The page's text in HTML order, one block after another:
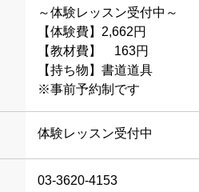
～体験レッスン受付中～
【体験費】2,662円
【教材費】 163円
【持ち物】書道道具
※事前予約制です
体験レッスン受付中
03-3620-4153